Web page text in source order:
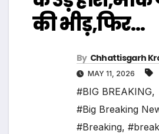
की भीड़,फिर…
By Chhattisgarh
MAY 11, 2026
#BIG BREAKING,
#Big Breaking
#Breaking,